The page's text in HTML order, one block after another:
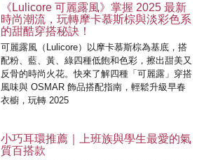
《Lulicore 可麗露風》掌握 2025 最新
時尚潮流，玩轉摩卡慕斯棕與淡彩色系
的甜酷穿搭秘訣！
可麗露風（Lulicore）以摩卡慕斯棕為基底，搭
配粉、藍、黃、綠四種低飽和色彩，擦出甜美又
反骨的時尚火花。快來了解四種「可麗露」穿搭
風味與 OSMAR 飾品搭配指南，輕鬆升級早春
衣櫥，玩轉 2025
小巧耳環推薦｜上班族與學生最愛的氣
質百搭款